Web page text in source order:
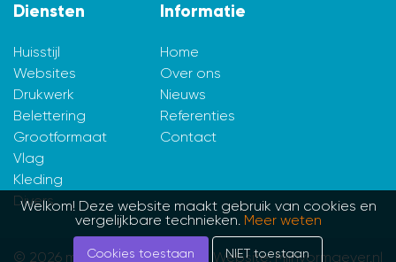
Diensten
Huisstijl
Websites
Drukwerk
Belettering
Grootformaat
Vlag
Kleding
Divers
Informatie
Home
Over ons
Nieuws
Referenties
Contact
© 2026 mijnvormgever.nl Website: Mijnvormgever.nl
Welkom! Deze website maakt gebruik van cookies en
vergelijkbare technieken. Meer weten
Cookies toestaan NIET toestaan